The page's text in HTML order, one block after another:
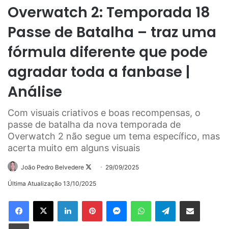
Overwatch 2: Temporada 18
Passe de Batalha – traz uma
fórmula diferente que pode
agradar toda a fanbase |
Análise
Com visuais criativos e boas recompensas, o
passe de batalha da nova temporada de
Overwatch 2 não segue um tema específico, mas
acerta muito em alguns visuais
João Pedro Belvedere
Follow29/09/2025
Última Atualização 13/10/2025
LinkedinPinterestMessengerWhatsAppTelegramCompartilhar via e-mail
Imprimir